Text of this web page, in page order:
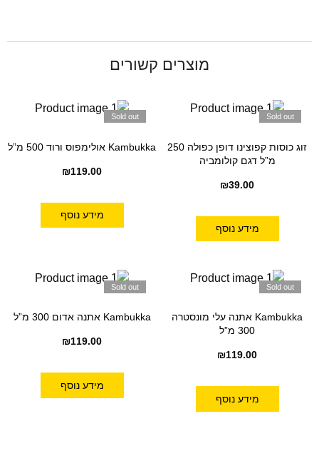
מוצרים קשורים
Sold out
זוג כוסות קפוצינו דופן כפולה 250
מ”ל דגם קולומביה
₪39.00
מידע נוסף
Sold out
Kambukka אולימפוס ורוד 500 מ”ל
₪119.00
מידע נוסף
Sold out
Kambukka אתנה עלי מונסטרה
300 מ”ל
₪119.00
מידע נוסף
Sold out
Kambukka אתנה אדום 300 מ”ל
₪119.00
מידע נוסף